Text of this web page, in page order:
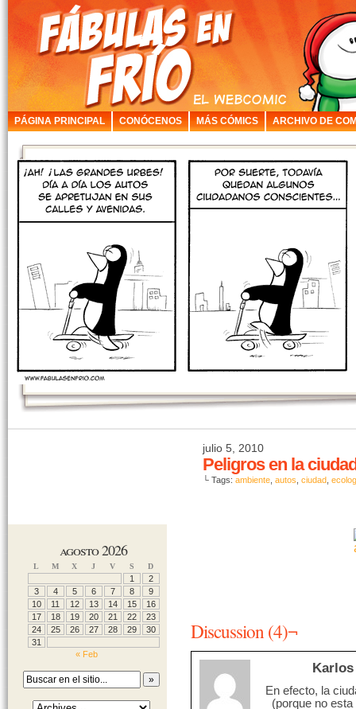
PÁGINA PRINCIPAL CONÓCENOS MÁS CÓMICS ARCHIVO DE
julio 5, 2010
Peligros en la
└ Tags: ambiente autos ciudad
agosto 2026
L M X J V S D
1
2
3
4 5 6 7 8
9
10
11 12 13 14 15
16
17
18 19 20 21 22
23
24
25 26 27 28 29
30
31
« Feb
Discussion (4)¬
Karlos
En efecto, la
(porque no